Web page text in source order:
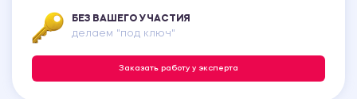
БЕЗ ВАШЕГО УЧАСТИЯ
делаем "под ключ"
Заказать работу у эксперта